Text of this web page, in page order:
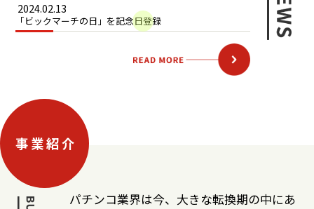
2024.02.13
「ビックマーチの日」を記念日登録
事 業 紹 介
パチンコ業界は今、大きな転換期の中にあ